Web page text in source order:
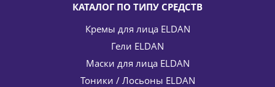
КАТАЛОГ ПО ТИПУ СРЕДСТВ
Кремы для лица ELDAN
Гели ELDAN
Маски для лица ELDAN
Тоники / Лосьоны ELDAN